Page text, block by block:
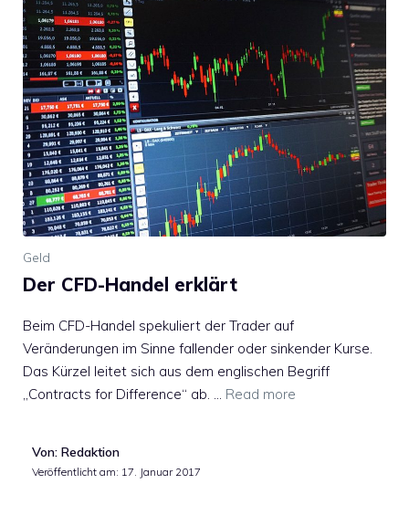
Geld
Der CFD-Handel erklärt
Beim CFD-Handel spekuliert der Trader auf
Veränderungen im Sinne fallender oder sinkender Kurse.
Das Kürzel leitet sich aus dem englischen Begriff
„Contracts for Difference“ ab. … Read more
Von: Redaktion
Veröffentlicht am: 17. Januar 2017